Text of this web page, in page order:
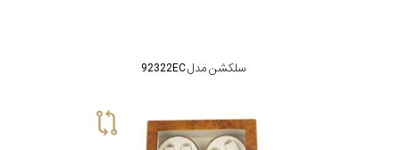
سلکشن مدل 92322EC